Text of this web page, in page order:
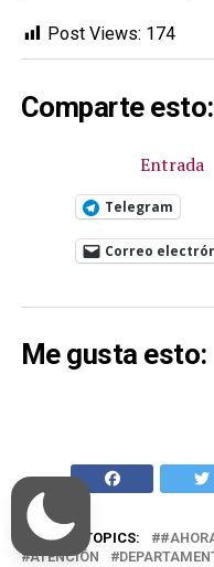
Post Views: 174
Comparte esto:
Entrada
Telegram
Correo
Me gusta esto:
RELATED TOPICS:
ATENCIÓN